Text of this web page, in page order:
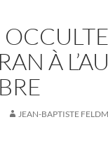
À
JEAN-BAPTISTE